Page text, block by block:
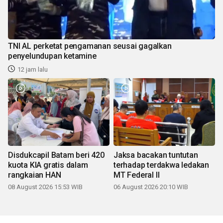
TNI AL perketat pengamanan seusai gagalkan
penyelundupan ketamine
12 jam lalu
Disdukcapil Batam beri 420
kuota KIA gratis dalam
rangkaian HAN
08 August 2026 15:53 WIB
Jaksa bacakan tuntutan
terhadap terdakwa ledakan
MT Federal II
06 August 2026 20:10 WIB